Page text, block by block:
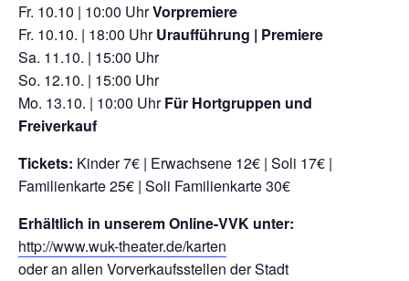
Fr. 10.10 | 10:00 UhrVorpremiere
Fr. 10.10. | 18:00 UhrUraufführung | Premiere
Sa. 11.10. | 15:00 Uhr
So. 12.10. | 15:00 Uhr
Mo. 13.10. | 10:00 UhrFür Hortgruppen und
Freiverkauf
Tickets: Kinder 7€ | Erwachsene 12€ | Soli 17€ |
Familienkarte 25€ | Soli Familienkarte 30€
Erhältlich in unserem Online-VVK unter:
http://www.wuk-theater.de/karten
oder an allen Vorverkaufsstellen der Stadt